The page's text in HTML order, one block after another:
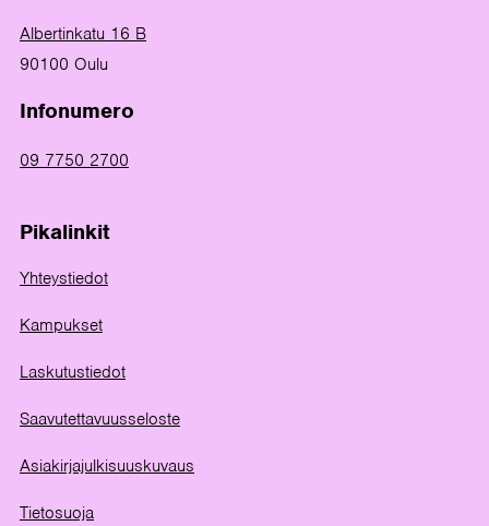
Albertinkatu 16 B
90100 Oulu
Infonumero
09 7750 2700
Pikalinkit
Yhteystiedot
Kampukset
Laskutustiedot
Saavutettavuusseloste
Asiakirjajulkisuuskuvaus
Tietosuoja